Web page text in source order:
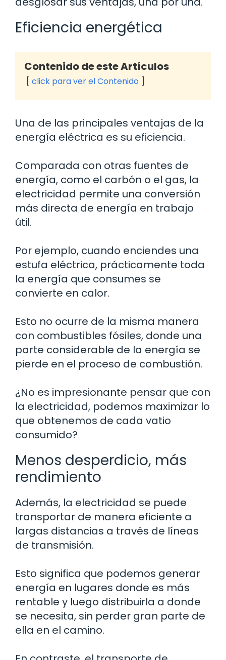
Eficiencia energética
Contenido de este Artículos
click para ver el Contenido
Una de las principales ventajas de la
energía eléctrica es su eficiencia.
Comparada con otras fuentes de
energía, como el carbón o el gas, la
electricidad permite una conversión
más directa de energía en trabajo
útil.
Por ejemplo, cuando enciendes una
estufa eléctrica, prácticamente toda
la energía que consumes se
convierte en calor.
Esto no ocurre de la misma manera
con combustibles fósiles, donde una
parte considerable de la energía se
pierde en el proceso de combustión.
¿No es impresionante pensar que con
la electricidad, podemos maximizar lo
que obtenemos de cada vatio
consumido?
Menos desperdicio, más
rendimiento
Además, la electricidad se puede
transportar de manera eficiente a
largas distancias a través de líneas
de transmisión.
Esto significa que podemos generar
energía en lugares donde es más
rentable y luego distribuirla a donde
se necesita, sin perder gran parte de
ella en el camino.